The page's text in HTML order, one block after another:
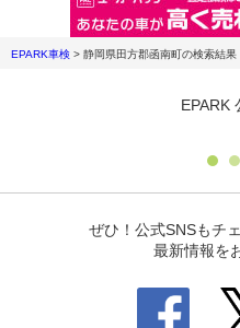
EPARK車検 > 静岡県田方郡函南町の検索結果